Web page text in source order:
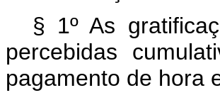
§ 1º As
percebidas
pagamento de hora